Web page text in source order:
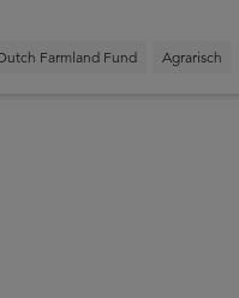
Farmland Fund Agrarisch